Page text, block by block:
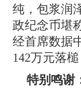
纯，包浆润
政纪念币堪
经首席数据
142万元落槌
特别鸣谢